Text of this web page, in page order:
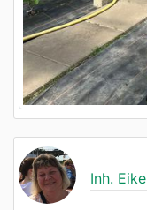
Inh.